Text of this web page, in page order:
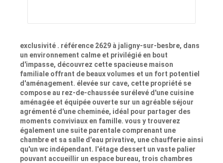
exclusivité . référence 2629 à jaligny-sur-besbre, dans
un environnement calme et privilégié en bout
d'impasse, découvrez cette spacieuse maison
familiale offrant de beaux volumes et un fort potentiel
d'aménagement. élevée sur cave, cette propriété se
compose au rez-de-chaussée surélevé d'une cuisine
aménagée et équipée ouverte sur un agréable séjour
agrémenté d'une cheminée, idéal pour partager des
moments conviviaux en famille. vous y trouverez
également une suite parentale comprenant une
chambre et sa salle d'eau privative, une chaufferie ainsi
qu'un wc indépendant. l'étage dessert un vaste palier
pouvant accueillir un espace bureau, trois chambres